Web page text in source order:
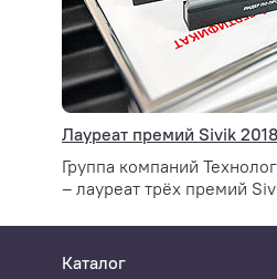
Лауреат премий Sivik 2018
Группа компаний
– лауреат трёх премий
Каталог